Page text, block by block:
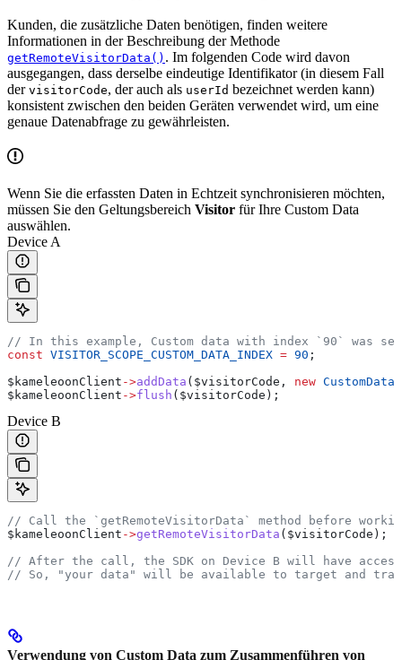
Kunden, die zusätzliche Daten benötigen, finden weitere
Informationen in der Beschreibung der Methode
getRemoteVisitorData() . Im folgenden Code wird davon
ausgegangen, dass derselbe eindeutige Identifikator (in diesem Fall
der visitorCode, der auch als userId bezeichnet werden kann)
konsistent zwischen den beiden Geräten verwendet wird, um eine
genaue Datenabfrage zu gewährleisten.
Wenn Sie die erfassten Daten in Echtzeit synchronisieren möchten,
müssen Sie den Geltungsbereich Visitor für Ihre Custom Data
auswählen.
Device A
// In this example, Custom data with index `90` was
const VISITOR_SCOPE_CUSTOM_DATA_INDEX = 90 ;
$kameleoonClient ->addData ( $visitorCode , new CustomData
$kameleoonClient ->flush ( $visitorCode );
Device B
// Call the `getRemoteVisitorData` method before
$kameleoonClient ->getRemoteVisitorData ( $visitorCode );
// After the call, the SDK on Device B will have
// So, "your data" will be available to target and
Verwendung von Custom Data zum Zusammenführen von